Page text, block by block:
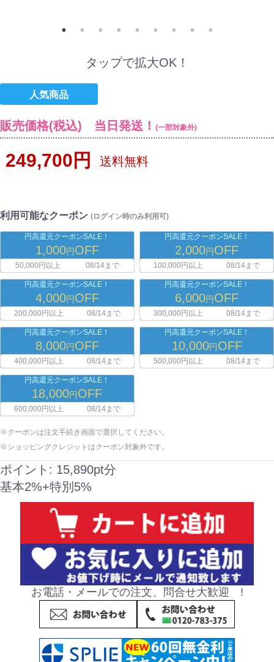
タップで拡大OK！
人気商品
販売価格(税込) 当日発送！ (一部対象外)
249,700円 送料無料
利用可能なクーポン (ログイン時のみ利用可)
円高還元クーポンSALE！
1,000円OFF
50,000円以上 08/14まで
円高還元クーポンSALE！
2,000円OFF
100,000円以上 08/14まで
円高還元クーポンSALE！
4,000円OFF
200,000円以上 08/14まで
円高還元クーポンSALE！
6,000円OFF
300,000円以上 08/14まで
円高還元クーポンSALE！
8,000円OFF
400,000円以上 08/14まで
円高還元クーポンSALE！
10,000円OFF
500,000円以上 08/14まで
円高還元クーポンSALE！
18,000円OFF
600,000円以上 08/14まで
※クーポンは注文手続き画面で選択してください。
※ショッピングクレジットはクーポン対象外です。
ポイント: 15,890pt分
基本2%+特別5%
お電話・メールでの注文、問合せ大歓迎 !